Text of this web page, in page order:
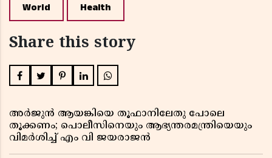
World Health
Share this story
അർജുൻ ആയങ്കിയെ തൂഫാനിലേതു പോലെ
തൂക്കണം; പൊലീസിനെയും ആഭ്യന്തരമന്ത്രിയെയും
വിമർശിച്ച് എം വി ജയരാജൻ